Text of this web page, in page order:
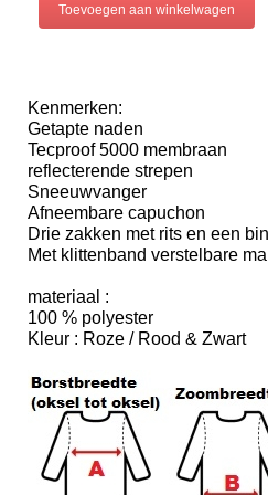
Kenmerken:
Getapte naden
Tecproof 5000 membraan
reflecterende strepen
Sneeuwvanger
Afneembare capuchon
Drie zakken met rits en een
Met klittenband verstelbare
materiaal :
100 % polyester
Kleur : Roze / Rood & Zwart